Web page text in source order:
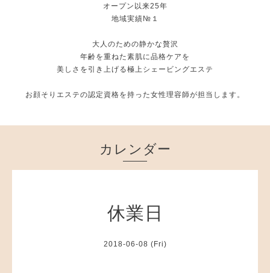
オープン以来25年
地域実績№１
大人のための静かな贅沢
年齢を重ねた素肌に品格ケアを
美しさを引き上げる極上シェービングエステ
お顔そりエステの認定資格を持った女性理容師が担当します。
カレンダー
休業日
2018-06-08 (Fri)